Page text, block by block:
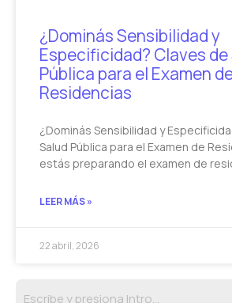
¿Dominás Sensibilidad y
Especificidad? Claves de
Pública para el Examen
Residencias
¿Dominás Sensibilidad y
Salud Pública para el Examen de
estás preparando el examen de
LEER MÁS »
22 abril, 2026